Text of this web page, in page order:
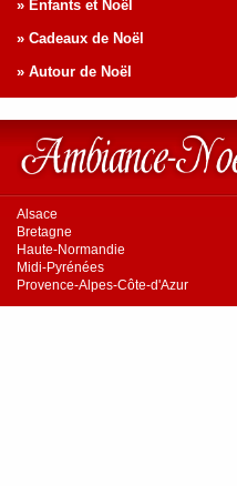
» Enfants et Noël
» Cadeaux de Noël
» Autour de Noël
Alsace
Bretagne
Haute-Normandie
Midi-Pyrénées
Provence-Alpes-Côte-d'Azur